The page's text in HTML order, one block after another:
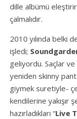
dille albümü
çalmalıdır.
2010 yılında belki
işledi;
geliyordu. Saçlar ve
yeniden skinny
giymek suretiyle-
kendilerine yakışır
hazırladıkları “Live